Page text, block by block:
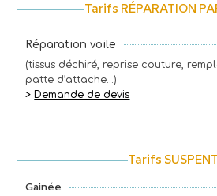
Tarifs RÉPARATION
Réparation voile
(tissus déchiré, reprise couture,
patte d’attache…)
> Demande de devis
Tarifs
Gainée